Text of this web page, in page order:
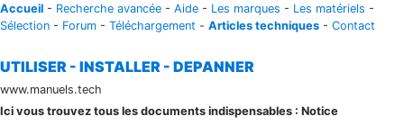
Accueil - Recherche avancée - Aide - Les marques - Les matériels -
Sélection - Forum - Téléchargement - Articles techniques - Contact
UTILISER - INSTALLER - DEPANNER
www.manuels.tech
Ici vous trouvez tous les documents indispensables : Notice